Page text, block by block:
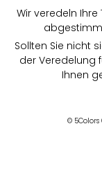
Wir veredeln
Sollten Sie nicht
der Veredelung
Ihnen
© 5Colors